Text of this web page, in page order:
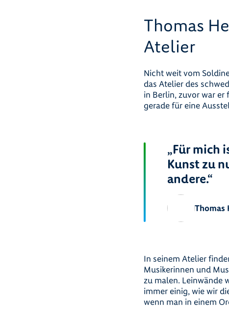
Thomas
Atelier
Nicht weit vom
das Atelier des
in Berlin, zuvor war er
gerade für eine
„Für mich
Kunst zu
andere.“
Thomas
In seinem Atelier
Musikerinnen und
zu malen. Leinwände
immer einig, wie wir
wenn man in einem